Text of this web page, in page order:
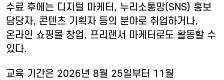
수료 후에는 디지털 마케터, 누리소통망(SNS) 홍보
담당자, 콘텐츠 기획자 등의 분야로 취업하거나,
온라인 쇼핑몰 창업, 프리랜서 마케터로도 활동할 수
있다.
교육 기간은 2026년 8월 25일부터 11월